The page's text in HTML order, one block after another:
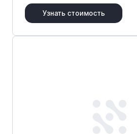
Узнать стоимость